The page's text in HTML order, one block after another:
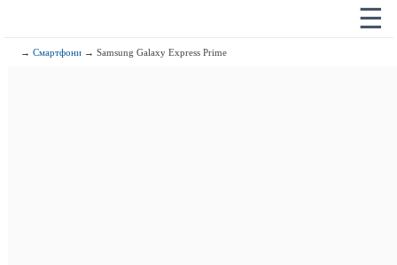
☰
→Смартфони → Samsung Galaxy Express Prime